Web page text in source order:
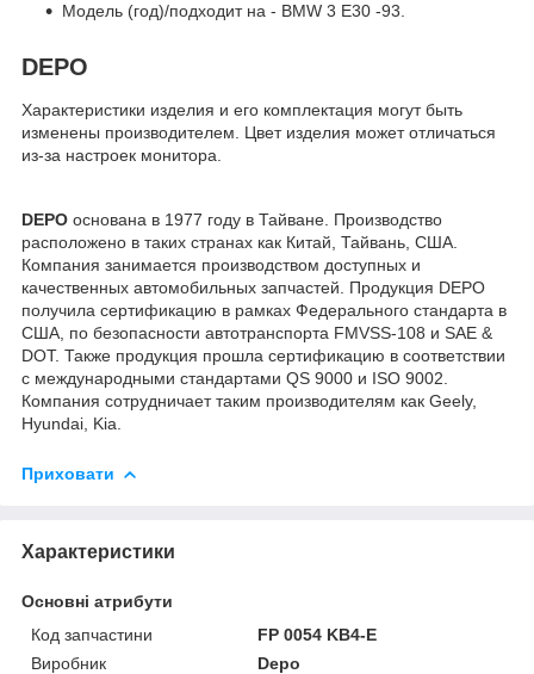
Модель (год)/подходит на - BMW 3 E30 -93.
DEPO
Характеристики изделия и его комплектация могут быть
изменены производителем. Цвет изделия может отличаться
из-за настроек монитора.
DEPO основана в 1977 году в Тайване. Производство
расположено в таких странах как Китай, Тайвань, США.
Компания занимается производством доступных и
качественных автомобильных запчастей. Продукция DEPO
получила сертификацию в рамках Федерального стандарта в
США, по безопасности автотранспорта FMVSS-108 и SAE &
DOT. Также продукция прошла сертификацию в соответствии
с международными стандартами QS 9000 и ISO 9002.
Компания сотрудничает таким производителям как Geely,
Hyundai, Kia.
Приховати
Характеристики
Основні атрибути
Код запчастини
FP 0054 KB4-E
Виробник
Depo